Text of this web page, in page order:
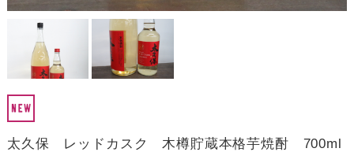
太久保 レッドカスク 木樽貯蔵本格芋焼酎 700ml